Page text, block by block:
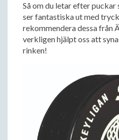
Så om du letar efter puckar
ser fantastiska ut med
rekommendera dessa från
verkligen hjälpt oss att
rinken!